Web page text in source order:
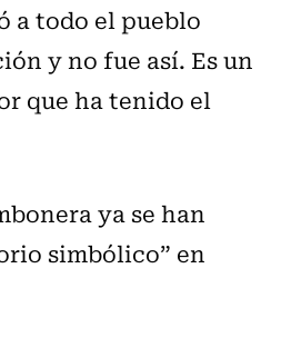
a todo el pueblo
y no fue así. Es un
que ha tenido el
ya se han
simbólico” en